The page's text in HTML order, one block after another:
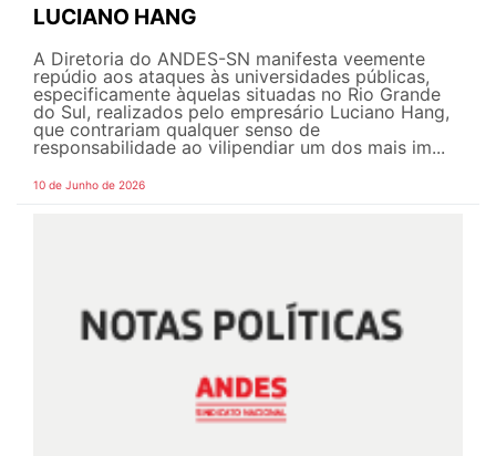
LUCIANO HANG
A Diretoria do ANDES-SN manifesta veemente
repúdio aos ataques às universidades públicas,
especificamente àquelas situadas no Rio Grande
do Sul, realizados pelo empresário Luciano Hang,
que contrariam qualquer senso de
responsabilidade ao vilipendiar um dos mais im...
10 de Junho de 2026